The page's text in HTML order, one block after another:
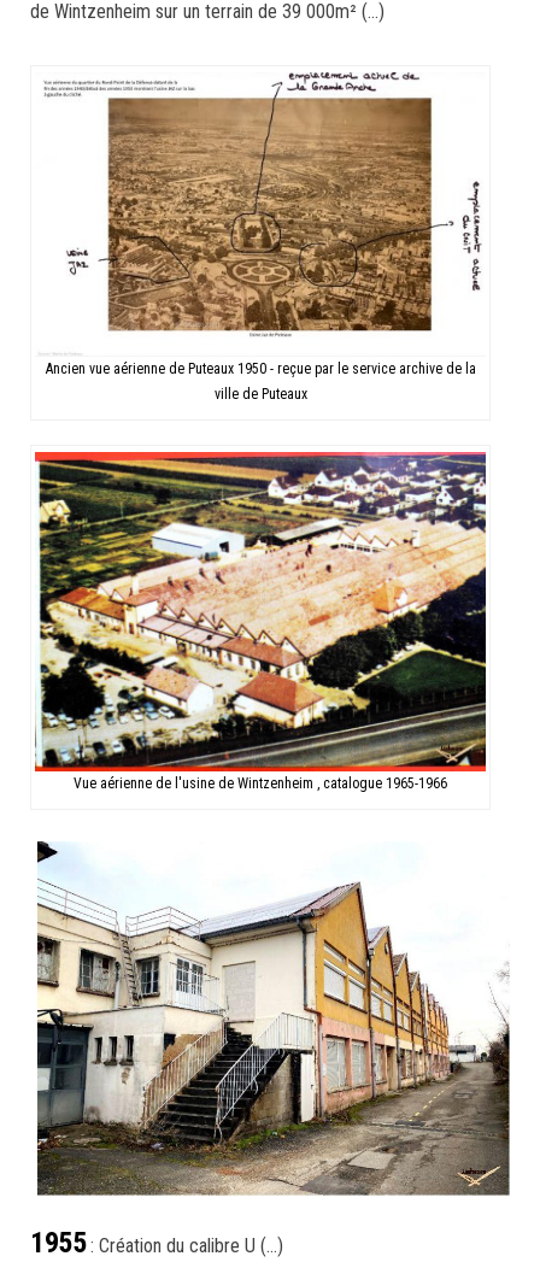
de Wintzenheim sur un terrain de 39 000m² (…)
Ancien vue aérienne de Puteaux 1950 - reçue par le service archive de la
ville de Puteaux
Vue aérienne de l'usine de Wintzenheim , catalogue 1965-1966
1955: Création du calibre U (…)